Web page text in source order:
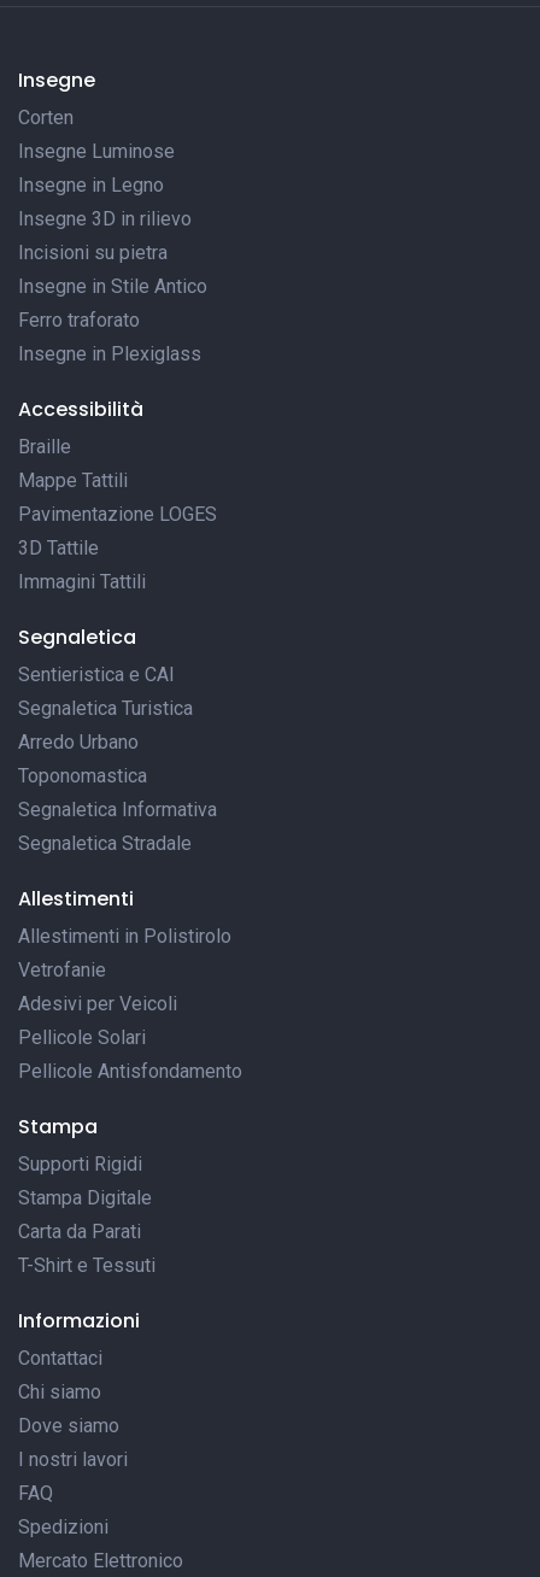
Insegne
Corten
Insegne Luminose
Insegne in Legno
Insegne 3D in rilievo
Incisioni su pietra
Insegne in Stile Antico
Ferro traforato
Insegne in Plexiglass
Accessibilità
Braille
Mappe Tattili
Pavimentazione LOGES
3D Tattile
Immagini Tattili
Segnaletica
Sentieristica e CAI
Segnaletica Turistica
Arredo Urbano
Toponomastica
Segnaletica Informativa
Segnaletica Stradale
Allestimenti
Allestimenti in Polistirolo
Vetrofanie
Adesivi per Veicoli
Pellicole Solari
Pellicole Antisfondamento
Stampa
Supporti Rigidi
Stampa Digitale
Carta da Parati
T-Shirt e Tessuti
Informazioni
Contattaci
Chi siamo
Dove siamo
I nostri lavori
FAQ
Spedizioni
Mercato Elettronico